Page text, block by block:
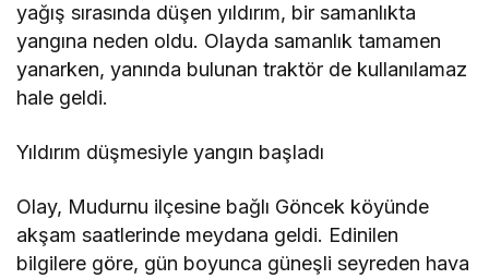
yağış sırasında düşen yıldırım, bir samanlıkta
yangına neden oldu. Olayda samanlık tamamen
yanarken, yanında bulunan traktör de kullanılamaz
hale geldi.
Yıldırım düşmesiyle yangın başladı
Olay, Mudurnu ilçesine bağlı Göncek köyünde
akşam saatlerinde meydana geldi. Edinilen
bilgilere göre, gün boyunca güneşli seyreden hava